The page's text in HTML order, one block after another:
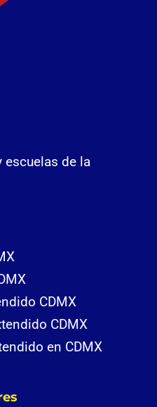
escuelas de la
CDMX
CDMX
en CDMX